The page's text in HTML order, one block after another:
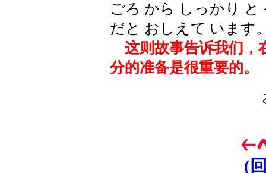
ごろ から しっかり
だと おしえて います
这则故事告诉我们，
分的准备是很重要的。
(